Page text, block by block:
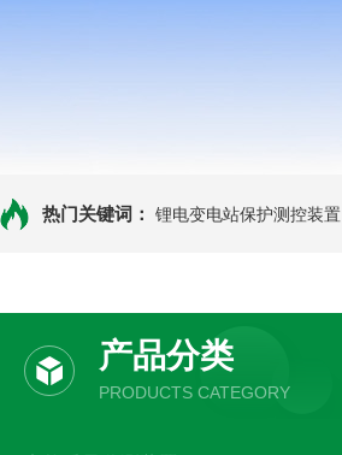
热门关键词： 锂电变电站保护测控装置
产品分类
PRODUCTS CATEGORY